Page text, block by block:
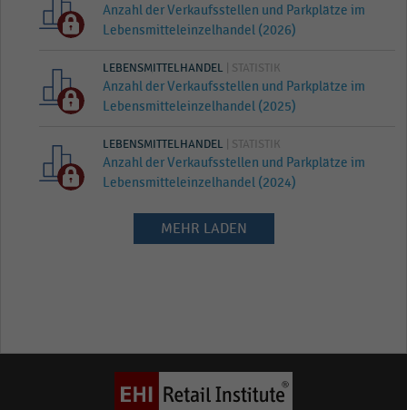
Anzahl der Verkaufsstellen und Parkplätze im
Lebensmitteleinzelhandel (2026)
LEBENSMITTELHANDEL | STATISTIK
Anzahl der Verkaufsstellen und Parkplätze im
Lebensmitteleinzelhandel (2025)
LEBENSMITTELHANDEL | STATISTIK
Anzahl der Verkaufsstellen und Parkplätze im
Lebensmitteleinzelhandel (2024)
MEHR LADEN